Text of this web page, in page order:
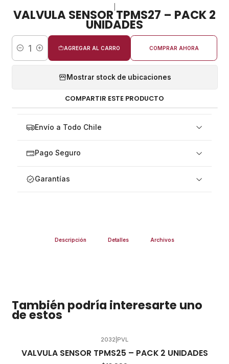
VALVULA SENSOR TPMS27 – PACK 2
UNIDADES
Cantidad
AGREGAR AL CARRO COMPRAR AHORA
Mostrar stock de ubicaciones
COMPARTIR ESTE PRODUCTO
Envío a Todo Chile
Pago Seguro
Garantías
Descripción Detalles Archivos
También podría interesarte uno
de estos
2032 PVL
VALVULA SENSOR TPMS25 – PACK 2 UNIDADES